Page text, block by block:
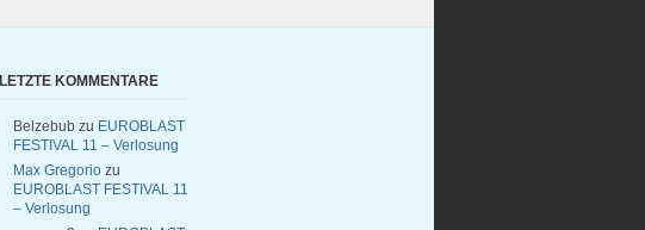
LETZTE KOMMENTARE
Belzebub zu EUROBLAST
FESTIVAL 11 – Verlosung
Max Gregorio zu
EUROBLAST FESTIVAL 11
– Verlosung